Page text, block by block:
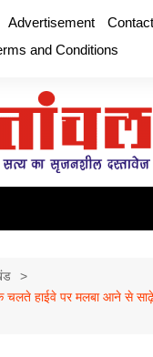
Advertisement
and Conditions
चलते हाईवे पर मलबा आने से